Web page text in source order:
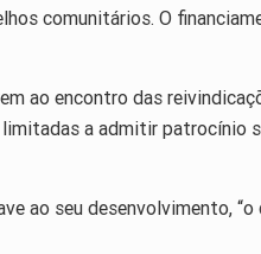
comunitários. O
ao encontro das
a admitir patrocínio
ao seu desenvolvimento,